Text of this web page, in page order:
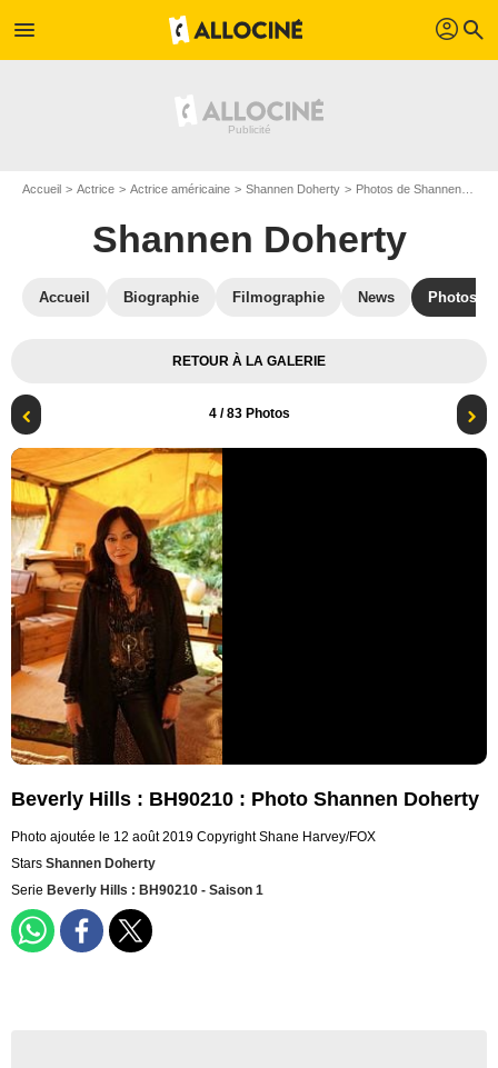
menu profil search
Accueil Actrice Actrice américaine Shannen Doherty Photos de Shannen Doherty
Shannen Doherty
Accueil Biographie Filmographie News Photos
RETOUR À LA GALERIE
4/ 83 Photos
Beverly Hills : BH90210 : Photo Shannen Doherty
Photo ajoutée le 12 août 2019 Copyright Shane Harvey/FOX
Stars Shannen Doherty
Serie Beverly Hills : BH90210 - Saison 1